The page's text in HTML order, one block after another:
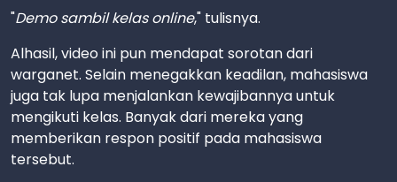
"Demo sambil kelas online," tulisnya.
Alhasil, video ini pun mendapat sorotan dari
warganet. Selain menegakkan keadilan, mahasiswa
juga tak lupa menjalankan kewajibannya untuk
mengikuti kelas. Banyak dari mereka yang
memberikan respon positif pada mahasiswa
tersebut.